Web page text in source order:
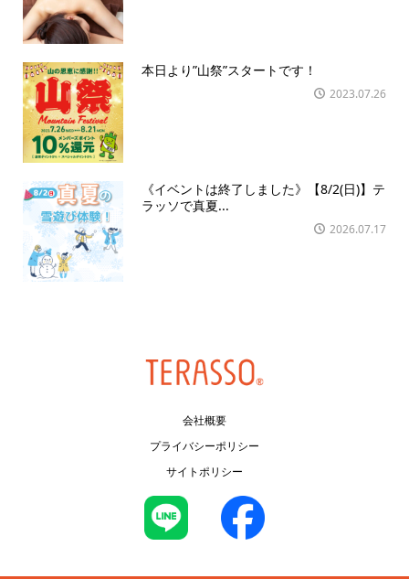
本日より”山祭”スタートです！
2023.07.26
《イベントは終了しました》【8/2(日)】テ
ラッソで真夏...
2026.07.17
会社概要
プライバシーポリシー
サイトポリシー